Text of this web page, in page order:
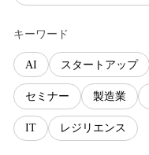
キーワード
AI スタートアップ
セミナー 製造業
IT レジリエンス